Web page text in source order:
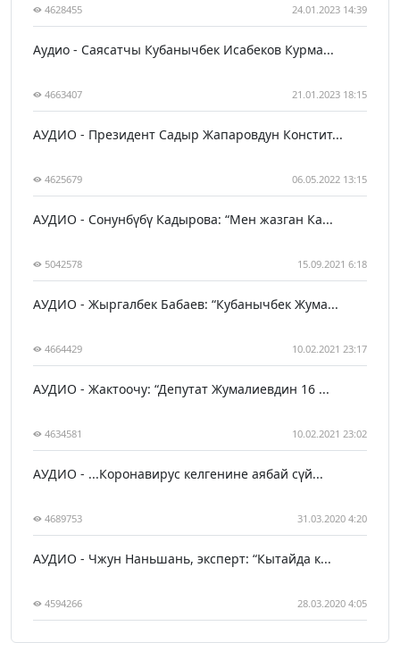
4628455 24.01.2023 14:39
Аудио - Саясатчы Кубанычбек Исабеков Курма...
4663407 21.01.2023 18:15
АУДИО - Президент Садыр Жапаровдун Констит...
4625679 06.05.2022 13:15
АУДИО - Сонунбүбү Кадырова: “Мен жазган Ка...
5042578 15.09.2021 6:18
АУДИО - Жыргалбек Бабаев: “Кубанычбек Жума...
4664429 10.02.2021 23:17
АУДИО - Жактоочу: “Депутат Жумалиевдин 16 ...
4634581 10.02.2021 23:02
АУДИО - ...Коронавирус келгенине аябай сүй...
4689753 31.03.2020 4:20
АУДИО - Чжун Наньшань, эксперт: “Кытайда к...
4594266 28.03.2020 4:05